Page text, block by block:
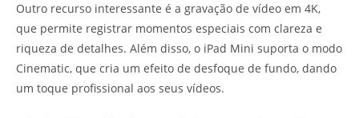
Outro recurso interessante é a gravação de vídeo em 4K,
que permite registrar momentos especiais com clareza e
riqueza de detalhes. Além disso, o iPad Mini suporta o modo
Cinematic, que cria um efeito de desfoque de fundo, dando
um toque profissional aos seus vídeos.